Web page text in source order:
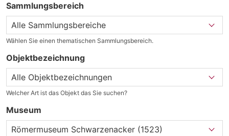
Sammlungsbereich
Wählen Sie einen thematischen Sammlungsbereich.
Objektbezeichnung
Welcher Art ist das Objekt das Sie suchen?
Museum